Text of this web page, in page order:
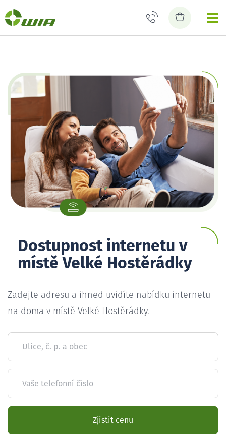
Dostupnost internetu v
místě Velké Hostěrádky
Zadejte adresu a ihned uvidíte nabídku internetu
na doma v místě Velké Hostěrádky.
Ulice, č. p. a obec
Vaše telefonní číslo
Zjistit cenu